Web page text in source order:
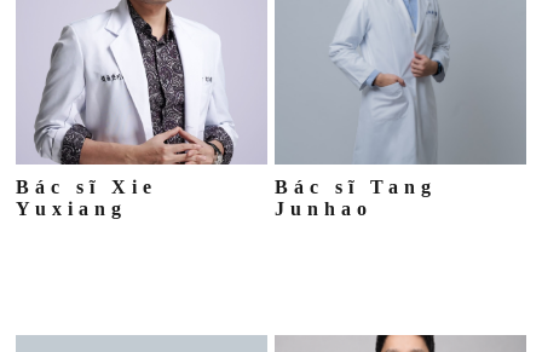
Bác sĩ Xie
Yuxiang
Bác sĩ Tang
Junhao